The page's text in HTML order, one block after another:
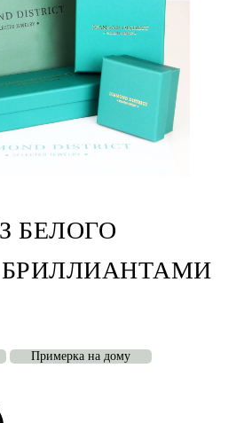
БЕЛОГО
БРИЛЛИАНТАМИ
Примерка на дому